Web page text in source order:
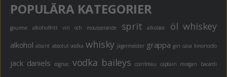
POPULÄRA KATEGORIER
gourme alkoholfritt vin och mousserande sprit alkoläsk öl whiskey
alkohol absint absolut vodka whisky jägermeister grappa gin cava limoncello
jack daniels cognac vodka baileys cointreau captain morgan bacardi